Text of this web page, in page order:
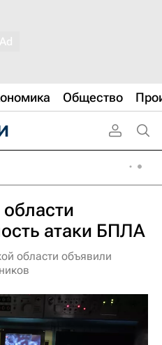
Общество
атаки БПЛА
области объявили